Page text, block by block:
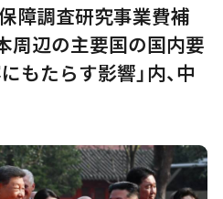
障調査研究事業費補
周辺の主要国の国内要
もたらす影響」内、中